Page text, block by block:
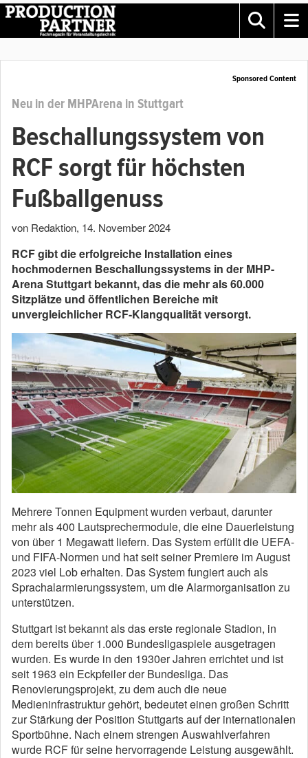
Sponsored Content
Neu in der MHPArena in Stuttgart
Beschallungssystem von
RCF sorgt für höchsten
Fußballgenuss
von Redaktion, 14. November 2024
RCF gibt die erfolgreiche Installation eines
hochmodernen Beschallungssystems in der MHP-
Arena Stuttgart bekannt, das die mehr als 60.000
Sitzplätze und öffentlichen Bereiche mit
unvergleichlicher RCF-Klangqualität versorgt.
Mehrere Tonnen Equipment wurden verbaut, darunter
mehr als 400 Lautsprechermodule, die eine Dauerleistung
von über 1 Megawatt liefern. Das System erfüllt die UEFA-
und FIFA-Normen und hat seit seiner Premiere im August
2023 viel Lob erhalten. Das System fungiert auch als
Sprachalarmierungssystem, um die Alarmorganisation zu
unterstützen.
Stuttgart ist bekannt als das erste regionale Stadion, in
dem bereits über 1.000 Bundesligaspiele ausgetragen
wurden. Es wurde in den 1930er Jahren errichtet und ist
seit 1963 ein Eckpfeiler der Bundesliga. Das
Renovierungsprojekt, zu dem auch die neue
Medieninfrastruktur gehört, bedeutet einen großen Schritt
zur Stärkung der Position Stuttgarts auf der internationalen
Sportbühne. Nach einem strengen Auswahlverfahren
wurde RCF für seine hervorragende Leistung ausgewählt.